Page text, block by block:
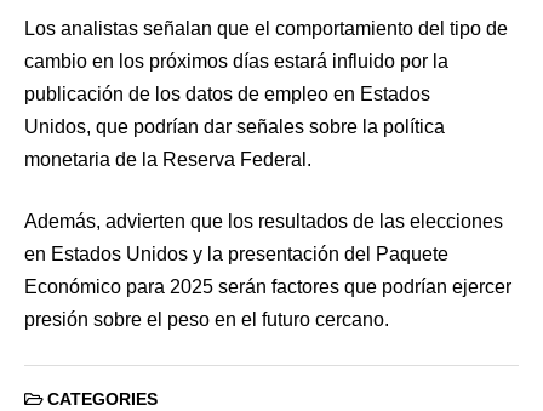
Los analistas señalan que el comportamiento del tipo de
cambio en los próximos días estará influido por la
publicación de los datos de empleo en Estados
Unidos, que podrían dar señales sobre la política
monetaria de la Reserva Federal.
Además, advierten que los resultados de las elecciones
en Estados Unidos y la presentación del Paquete
Económico para 2025 serán factores que podrían ejercer
presión sobre el peso en el futuro cercano.
CATEGORIES